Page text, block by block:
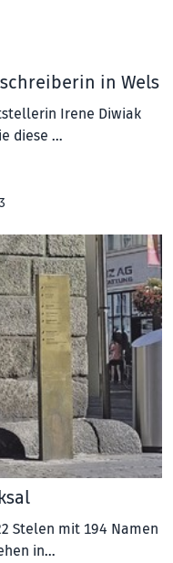
in Wels
Irene Diwiak
diese …
Stelen mit 194 Namen
in…